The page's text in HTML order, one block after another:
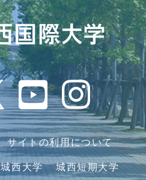
サイトの利用について
城西大学 城西短期大学